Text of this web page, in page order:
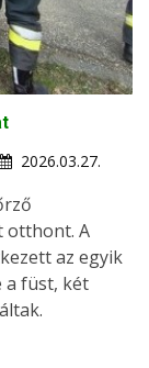
2026.03.27.
otthont. A
az egyik
a füst, két